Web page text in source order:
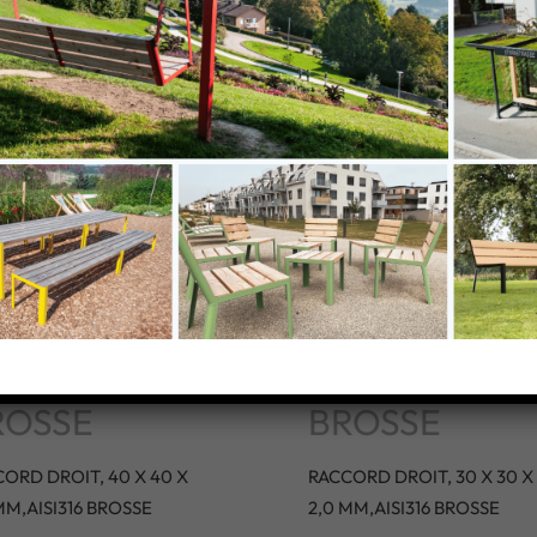
40 X
X 2,0
DROIT, 40 X 40 X
BROSSE
RACCORD
DROIT, 30 X
X 2,0
BROSSE
RACCORD DROIT, 30 X 30 X
2,0 MM,AISI316 BROSSE